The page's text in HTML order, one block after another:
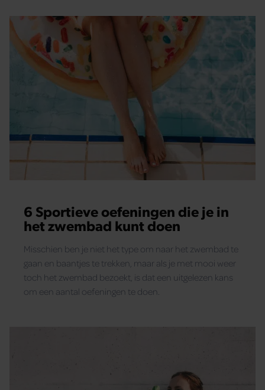
6 Sportieve oefeningen die je in
het zwembad kunt doen
Misschien ben je niet het type om naar het zwembad te
gaan en baantjes te trekken, maar als je met mooi weer
toch het zwembad bezoekt, is dat een uitgelezen kans
om een aantal oefeningen te doen.